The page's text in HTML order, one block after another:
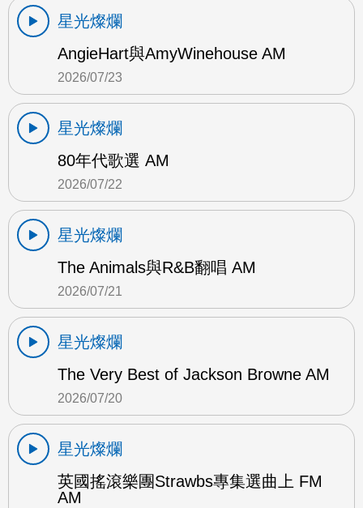
星光燦爛
AngieHart與AmyWinehouse AM
2026/07/23
星光燦爛
80年代歌選 AM
2026/07/22
星光燦爛
The Animals與R&B翻唱 AM
2026/07/21
星光燦爛
The Very Best of Jackson Browne AM
2026/07/20
星光燦爛
英國搖滾樂團Strawbs專集選曲上 FM
AM